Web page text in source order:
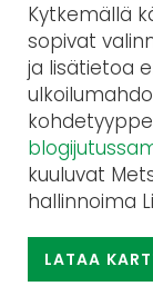
Kytkemällä
sopivat
ja lisätietoa
kuuluvat
hallinnoima
LATAA